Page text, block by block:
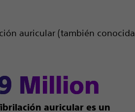
auricular (también conocida
Million
auricular es un